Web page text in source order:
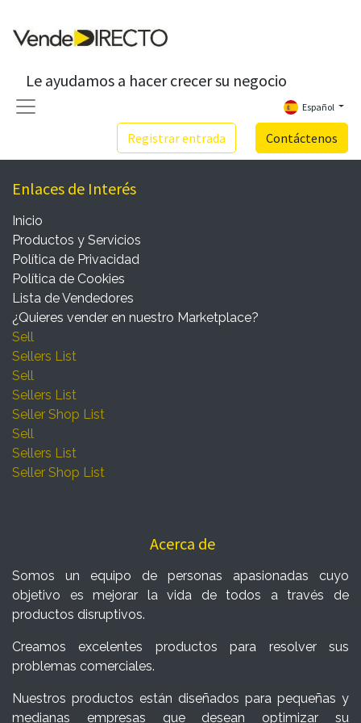
Le ayudamos a hacer crecer su negocio
Registrar entrada Contáctenos
Español
Enlaces de Interés
Inicio
Productos y Servicios
Política de Privacidad
Política de Cookies
Lista de Vendedores
¿Quieres vender en nuestro Marketplace?
Sell
Sellers List
Sell
Sellers List
Seller Shop List
Sell
Sellers List
Seller Shop List
Acerca de
Somos un equipo de personas apasionadas cuyo
objetivo es mejorar la vida de todos a través de
productos disruptivos.
Creamos excelentes productos para resolver sus
problemas comerciales.
Nuestros productos están diseñados para pequeñas y
medianas empresas que desean optimizar su